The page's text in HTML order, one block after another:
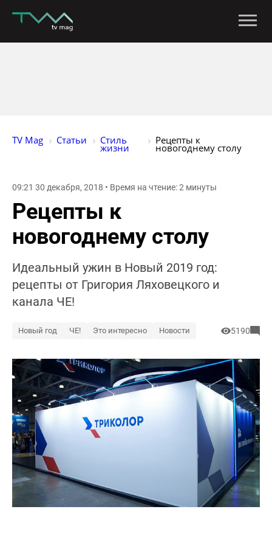
TV Mag Статьи Стиль
жизни
Рецепты к
новогоднему столу
09:21 30 декабря, 2018 • Время на чтение: 2 минуты
Рецепты к
новогоднему столу
Идеальный ужин в Новый 2019 год:
рецепты от Григория Ляховецкого и
канала ЧЕ!
Новый год ЧЕ! Это интересно Новости 5190